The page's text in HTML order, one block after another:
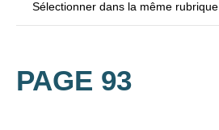
Sélectionner dans la même rubrique
PAGE 93